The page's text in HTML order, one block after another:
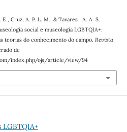
Cruz, A. P. L. M., & Tavares , A. A. S.
social e museologia LGBTQIA+:
teorias do conhecimento do campo. Revista
de
index.php/ojs/article/view/94
LGBTQIA+